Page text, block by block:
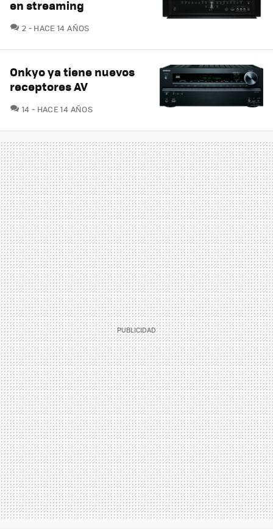
en streaming
2 COMENTARIOS
HACE 14 AÑOS
Onkyo ya tiene nuevos
receptores AV
14 COMENTARIOS
HACE 14 AÑOS